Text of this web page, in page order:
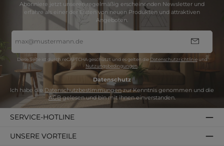
Abonniere jetzt unseren regelmäßig erscheinenden Newsletter und
erfahre als einer der Ersten von neuen Produkten und attraktiven
Angeboten.
Mail-
Adresse
Diese Seite ist durch reCAPTCHA geschützt und es gelten die Datenschutzrichtlinieund
Nutzungsbedingungen.
Datenschutz
Ich habe die Datenschutzbestimmungenzur Kenntnis genommen und die
AGBgelesen und bin mit ihnen einverstanden.
SERVICE-HOTLINE
UNSERE VORTEILE